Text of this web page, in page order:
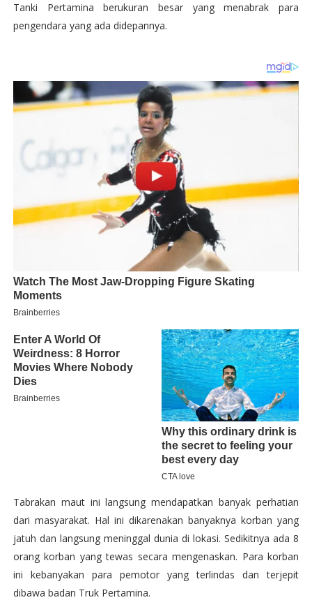
Tanki Pertamina berukuran besar yang menabrak para
pengendara yang ada didepannya.
Tabrakan maut ini langsung mendapatkan banyak perhatian
dari masyarakat. Hal ini dikarenakan banyaknya korban yang
jatuh dan langsung meninggal dunia di lokasi. Sedikitnya ada 8
orang korban yang tewas secara mengenaskan. Para korban
ini kebanyakan para pemotor yang terlindas dan terjepit
dibawa badan Truk Pertamina.